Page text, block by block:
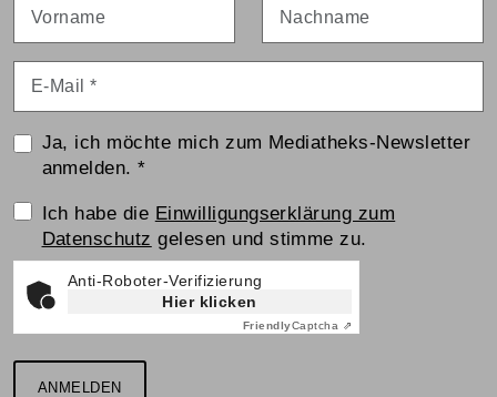
Ja, ich möchte mich zum Mediatheks-Newsletter
anmelden.*
Einwilligungserklärung
Ich habe die Einwilligungserklärung zum
Datenschutz gelesen und stimme zu.
Anti-Roboter-Verifizierung
Hier klicken
FriendlyCaptcha ⇗
ANMELDEN